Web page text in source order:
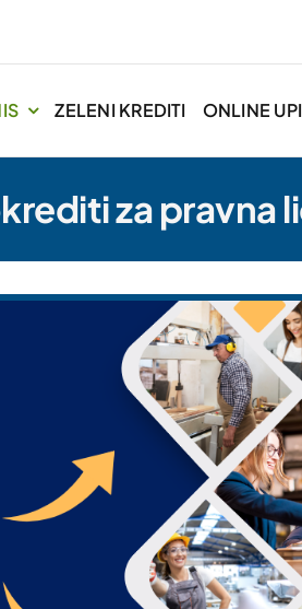
ZELENI KREDITI ONLINE
za pravna